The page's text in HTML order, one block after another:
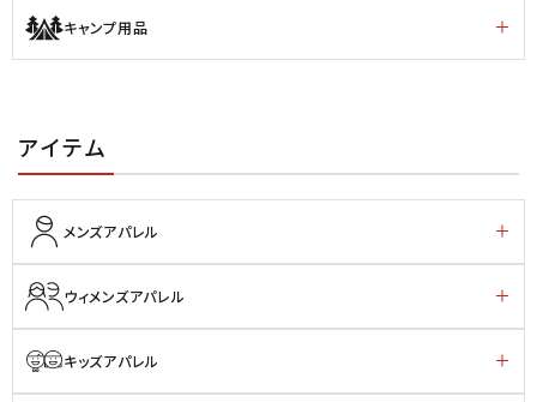
キャンプ用品
アイテム
メンズアパレル
ウィメンズアパレル
キッズアパレル